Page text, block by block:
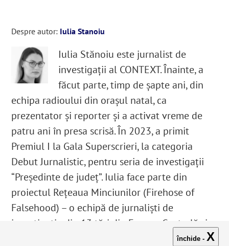
Despre autor: Iulia Stanoiu
Iulia Stănoiu este jurnalist de
investigații al CONTEXT. Înainte, a
făcut parte, timp de șapte ani, din
echipa radioului din orașul natal, ca
prezentator și reporter și a activat vreme de
patru ani în presa scrisă. În 2023, a primit
Premiul I la Gala Superscrieri, la categoria
Debut Jurnalistic, pentru seria de investigații
“Președinte de județ”. Iulia face parte din
proiectul Rețeaua Minciunilor (Firehose of
Falsehood) – o echipă de jurnaliști de
investigație din 13 țări din Europa Centrală și
de Est, afiliată OCCRP, care investigheazăînchide - X